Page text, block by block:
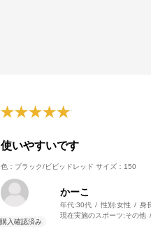
使いやすいです
色：ブラック/ビビッドレッド サイズ：150
かーこ
年代:30代 性別:女性 身
現在実施のスポーツ:その他